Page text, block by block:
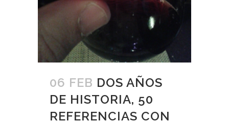
06 FEB DOS AÑOS
DE HISTORIA, 50
REFERENCIAS CON